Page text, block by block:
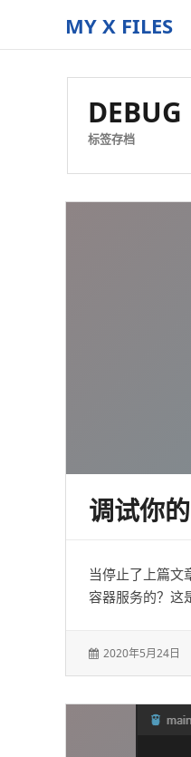
MY X FILES
The
truth
there
DEBUG
标签存档
调试你
当停止了上篇
容器服务的？这
发
2020年5月24日